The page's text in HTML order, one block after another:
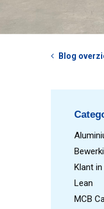
Blog
Klant in
Lean
MCB